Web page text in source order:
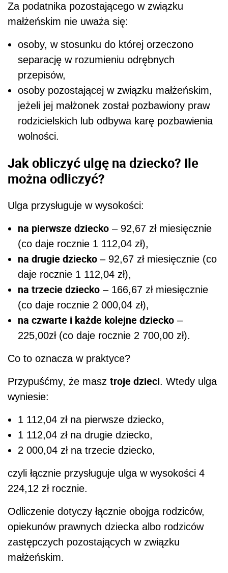
Za podatnika pozostającego w związku
małżeńskim nie uważa się:
osoby, w stosunku do której orzeczono
separację w rozumieniu odrębnych
przepisów,
osoby pozostającej w związku małżeńskim,
jeżeli jej małżonek został pozbawiony praw
rodzicielskich lub odbywa karę pozbawienia
wolności.
Jak obliczyć ulgę na dziecko? Ile
można odliczyć?
Ulga przysługuje w wysokości:
na pierwsze dziecko – 92,67 zł miesięcznie
(co daje rocznie 1 112,04 zł),
na drugie dziecko – 92,67 zł miesięcznie (co
daje rocznie 1 112,04 zł),
na trzecie dziecko – 166,67 zł miesięcznie
(co daje rocznie 2 000,04 zł),
na czwarte i każde kolejne dziecko –
225,00zł (co daje rocznie 2 700,00 zł).
Co to oznacza w praktyce?
Przypuśćmy, że masz troje dzieci. Wtedy ulga
wyniesie:
1 112,04 zł na pierwsze dziecko,
1 112,04 zł na drugie dziecko,
2 000,04 zł na trzecie dziecko,
czyli łącznie przysługuje ulga w wysokości 4
224,12 zł rocznie.
Odliczenie dotyczy łącznie obojga rodziców,
opiekunów prawnych dziecka albo rodziców
zastępczych pozostających w związku
małżeńskim.